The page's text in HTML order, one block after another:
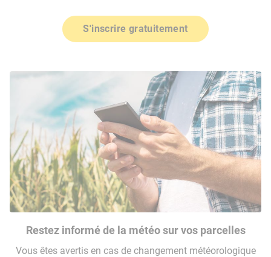
S'inscrire gratuitement
Restez informé de la météo sur vos parcelles
Vous êtes avertis en cas de changement météorologique